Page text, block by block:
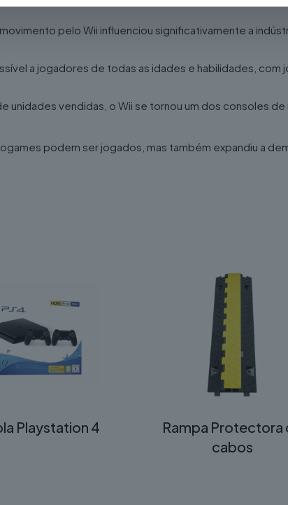
pelo Wii influenciou significativamente a
a jogadores de todas as idades e habilidades,
unidades vendidas, o Wii se tornou um dos consoles
podem ser jogados, mas também expandiu a
Playstation 4
Rampa Protectora
cabos